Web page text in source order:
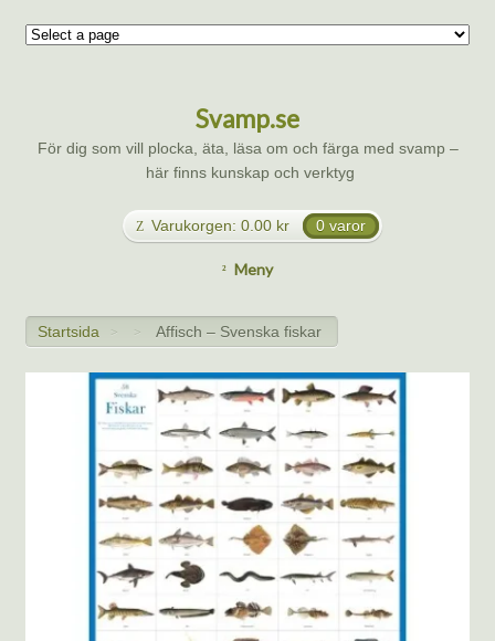
Svamp.se
För dig som vill plocka, äta, läsa om och färga med svamp –
här finns kunskap och verktyg
Varukorgen: 0.00 kr 0 varor
Meny
Startsida > > Affisch – Svenska fiskar